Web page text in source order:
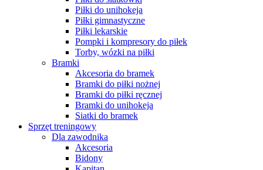
Piłki do unihokeja
Piłki gimnastyczne
Piłki lekarskie
Pompki i kompresory do piłek
Torby, wózki na piłki
Bramki
Akcesoria do bramek
Bramki do piłki nożnej
Bramki do piłki ręcznej
Bramki do unihokeja
Siatki do bramek
Sprzęt treningowy
Dla zawodnika
Akcesoria
Bidony